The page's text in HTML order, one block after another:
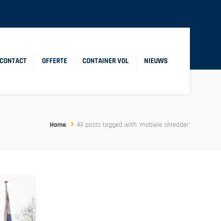
CONTACT OFFERTE CONTAINER VOL NIEUWS
Home All posts tagged with 'mobiele shredder'